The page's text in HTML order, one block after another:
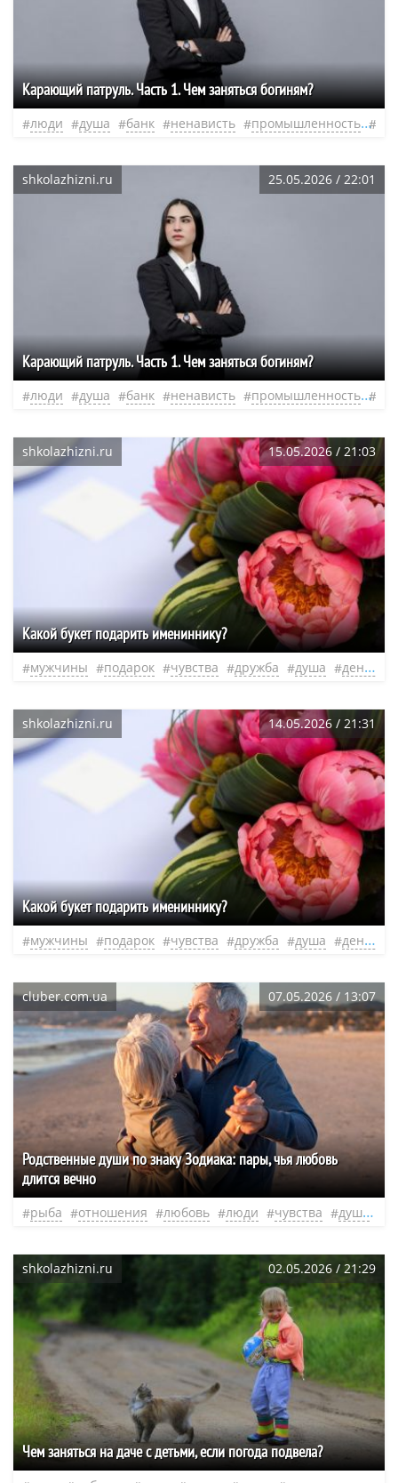
Карающий патруль. Часть 1. Чем заняться богиням?
люди душа банк ненависть промышленность
shkolazhizni.ru 25.05.2026 / 22:01
Карающий патруль. Часть 1. Чем заняться богиням?
люди душа банк ненависть промышленность
shkolazhizni.ru 15.05.2026 / 21:03
Какой букет подарить имениннику?
мужчины подарок чувства дружба душа день рождения
shkolazhizni.ru 14.05.2026 / 21:31
Какой букет подарить имениннику?
мужчины подарок чувства дружба душа день рождения
cluber.com.ua 07.05.2026 / 13:07
Родственные души по знаку Зодиака: пары, чья любовь
длится вечно
рыба отношения любовь люди чувства душа
shkolazhizni.ru 02.05.2026 / 21:29
Чем заняться на даче с детьми, если погода подвела?